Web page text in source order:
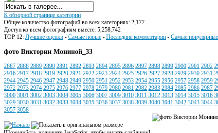
К обзорной странице категории
Общее количество фотографий во всех категориях: 2,177
Доступ ко всем фотографиям вместе: 5,258,742
TOP 12: Лучшие оценки - Самые новые - Последние комментарии - Самые популярные
фото Виктории Мониной_33
2887 2888 2889 2890 2891 2892 2893 2894 2895 2896 2897 2898 2899 2900 2901 2902
2916 2917 2918 2919 2920 2921 2922 2923 2924 2925 2926 2927 2928 2929 2930 2931
2944 2945 2946 2947 2948 2949 2950 2951 2952 2953 2954 2955 2956 2957 2958 2959
2972 2973 2974 2975 2976 2977 2978 2979 2980 2981 2982 2983 2984 2985 2986 2987
3000 3001 3002 3003 3004 3005 3006 3007 3009 3010 3011 3012 3013 3014 3015 3016
3029 3030 3031 3032 3033 3034 3035 3036 3037 3038 3039 3040 3041 3042 3043 3044
3057 3058